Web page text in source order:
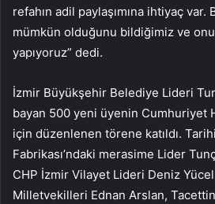
refahın adil paylaşımına ihtiyaç var.
mümkün olduğunu bildiğimiz ve
yapıyoruz” dedi.
İzmir Büyükşehir Belediye Lideri
bayan 500 yeni üyenin Cumhuriyet
için düzenlenen törene katıldı.
Fabrikası’ndaki merasime Lider
CHP İzmir Vilayet Lideri Deniz
Milletvekilleri Ednan Arslan,